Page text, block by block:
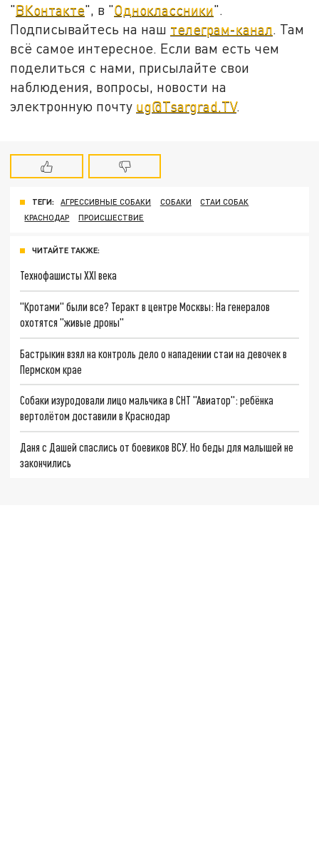
"ВКонтакте", в "Одноклассники".
Подписывайтесь на наш телеграм-канал. Там
всё самое интересное. Если вам есть чем
поделиться с нами, присылайте свои
наблюдения, вопросы, новости на
электронную почту ug@Tsargrad.TV.
ТЕГИ: АГРЕССИВНЫЕ СОБАКИ СОБАКИ
СТАИ СОБАК
КРАСНОДАР
ПРОИСШЕСТВИЕ
ЧИТАЙТЕ ТАКЖЕ:
Технофашисты XXI века
"Кротами" были все? Теракт в центре Москвы: На генералов
охотятся "живые дроны"
Бастрыкин взял на контроль дело о нападении стаи на девочек в
Пермском крае
Собаки изуродовали лицо мальчика в СНТ "Авиатор": ребёнка
вертолётом доставили в Краснодар
Даня с Дашей спаслись от боевиков ВСУ. Но беды для малышей не
закончились